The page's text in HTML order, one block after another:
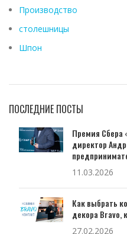
Производство
столешницы
Шпон
ПОСЛЕДНИЕ ПОСТЫ
Премия
директор
11.03.2026
Как выбрать
декора Bravo,
27.02.2026